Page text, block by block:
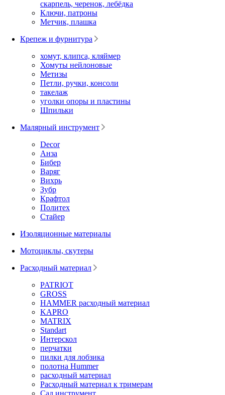
скарпель, черенок, лебёдка
Ключи, патроны
Метчик, плашка
Крепеж и фурнитура
хомут, клипса, кляймер
Хомуты нейлоновые
Метизы
Петли, ручки, консоли
такелаж
уголки опоры и пластины
Шпильки
Малярный инструмент
Decor
Анза
Бибер
Варяг
Вихрь
Зубр
Крафтол
Политех
Стайер
Изоляционные материалы
Мотоциклы, скутеры
Расходный материал
PATRIOT
GROSS
HAMMER расходный материал
KAPRO
MATRIX
Standart
Интерскол
перчатки
пилки для лобзика
полотна Hummer
расходный материал
Расходный материал к тримерам
Сад инструмент